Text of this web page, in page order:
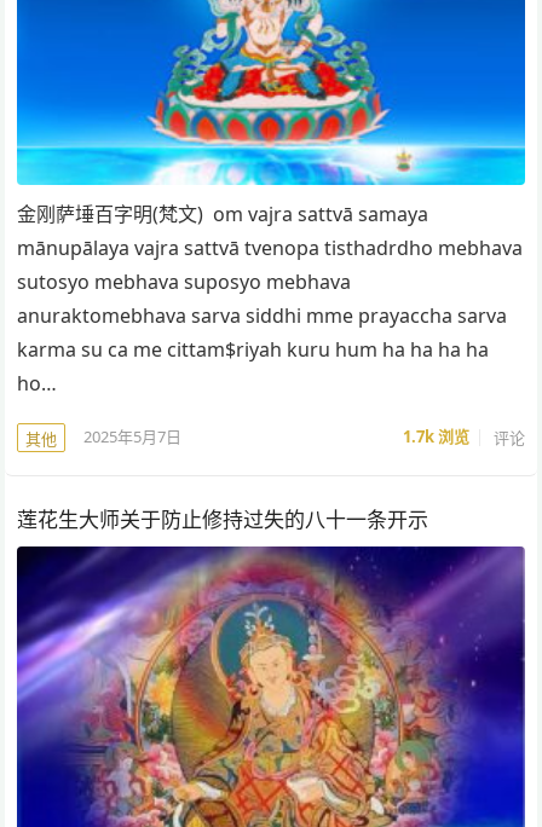
金刚萨埵百字明(梵文) om vajra sattvā samaya
mānupālaya vajra sattvā tvenopa tisthadrdho mebhava
sutosyo mebhava suposyo mebhava
anuraktomebhava sarva siddhi mme prayaccha sarva
karma su ca me cittam$riyah kuru hum ha ha ha ha
ho…
其他 2025年5月7日 1.7k浏览 评论
莲花生大师关于防止修持过失的八十一条开示